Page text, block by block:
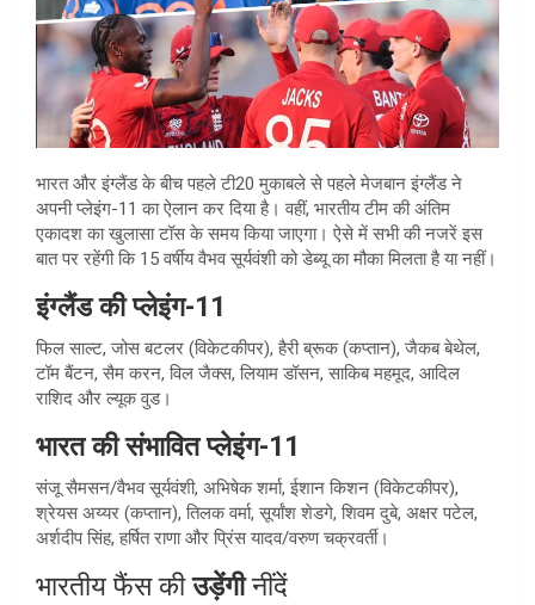
भारत और इंग्लैंड के बीच पहले टी20 मुकाबले से पहले मेजबान इंग्लैंड ने
अपनी प्लेइंग-11 का ऐलान कर दिया है। वहीं, भारतीय टीम की अंतिम
एकादश का खुलासा टॉस के समय किया जाएगा। ऐसे में सभी की नजरें इस
बात पर रहेंगी कि 15 वर्षीय वैभव सूर्यवंशी को डेब्यू का मौका मिलता है या नहीं।
इंग्लैंड की प्लेइंग-11
फिल साल्ट, जोस बटलर (विकेटकीपर), हैरी ब्रूक (कप्तान), जैकब बेथेल,
टॉम बैंटन, सैम करन, विल जैक्स, लियाम डॉसन, साकिब महमूद, आदिल
राशिद और ल्यूक वुड।
भारत की संभावित प्लेइंग-11
संजू सैमसन/वैभव सूर्यवंशी, अभिषेक शर्मा, ईशान किशन (विकेटकीपर),
श्रेयस अय्यर (कप्तान), तिलक वर्मा, सूर्यांश शेडगे, शिवम दुबे, अक्षर पटेल,
अर्शदीप सिंह, हर्षित राणा और प्रिंस यादव/वरुण चक्रवर्ती।
भारतीय फैंस कीउड़ेंगीनींदें